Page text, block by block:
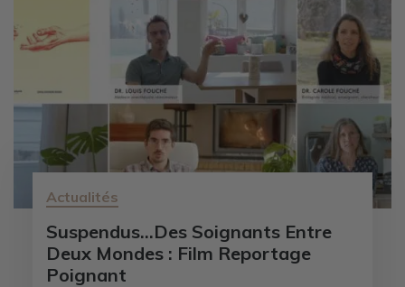
Actualités
Suspendus…des Soignants Entre
Deux Mondes : Film Reportage
Poignant